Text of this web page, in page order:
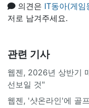
의견은 IT동아(게임
저로 남겨주세요.
관련 기사
웹젠, 2026년 상반기
선보일 것"
웹젠, '샷온라인'에 골